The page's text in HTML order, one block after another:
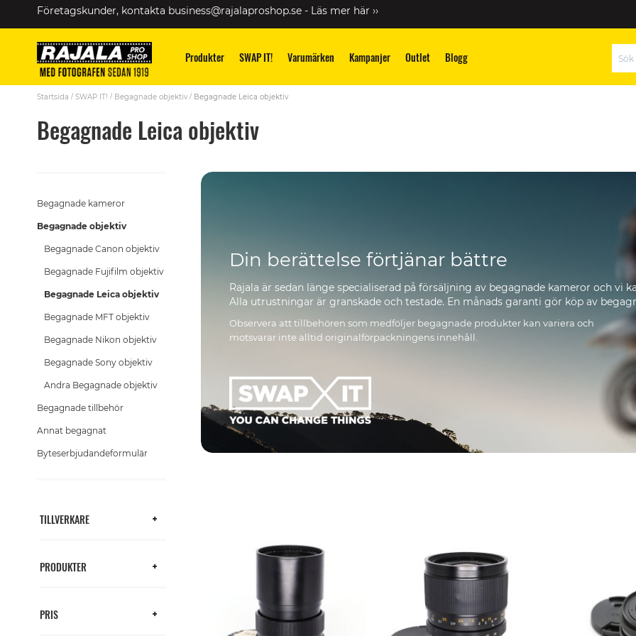
Skip
Företagskunder, kontakta business@rajalaproshop.se - Läs mer här ››
Produkter SWAP IT! Varumärken Kampanjer Outlet Blogg
Sök
Startsida SWAP IT! Begagnade objektiv Begagnade Leica objektiv
Begagnade Leica objektiv
Din berättelse förtjänar bättre
Rajala är sedan länge specialiserad på försäljning av begagnade kameror och
Alla utrustningar är granskade och testade. En månads garanti gör köp av
Observera att tillbehören som medföljer begagnade produkter kan variera och
motsvarar inte alltid originalförpackningens innehåll.
Begagnade kameror
Begagnade objektiv
Begagnade Canon objektiv
Begagnade Fujifilm objektiv
Begagnade Leica objektiv
Begagnade MFT objektiv
Begagnade Nikon objektiv
Begagnade Sony objektiv
Andra Begagnade objektiv
Begagnade tillbehör
Annat begagnat
Byteserbjudandeformulär
TILLVERKARE
PRODUKTER
PRIS